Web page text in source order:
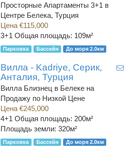
Просторные Апартаменты 3+1 в
Центре Белека, Турция
Цена €115,000
3+1 Общая площадь: 109м²
Парковка Бассейн До моря 2.0км
Вилла - Kadriye, Серик,
Анталия, Турция
Вилла Близнец в Белеке на
Продажу по Низкой Цене
Цена €245,000
4+1 Общая площадь: 200м²
Площадь земли: 320м²
Парковка Бассейн До моря 2.0км